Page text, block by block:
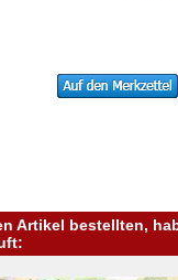
Emirate
Artikel bestellten,